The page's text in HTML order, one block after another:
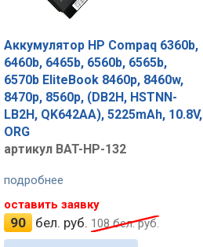
Аккумулятор HP Compaq 6360b,
6460b, 6465b, 6560b, 6565b,
6570b EliteBook 8460p, 8460w,
8470p, 8560p, (DB2H, HSTNN-
LB2H, QK642AA), 5225mAh, 10.8V,
ORG
артикул BAT-HP-132
подробнее
оставить заявку
90 бел. руб. 108бел. руб.